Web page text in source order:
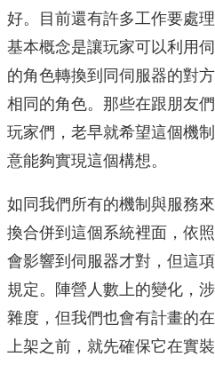
好。目前還有許多工作要處
基本概念是讓玩家可以利用
的角色轉換到同伺服器的對
相同的角色。那些在跟朋友
玩家們，老早就希望這個機
意能夠實現這個構想。
如同我們所有的機制與服務
換合併到這個系統裡面，依
會影響到伺服器才對，但這
規定。陣營人數上的變化，
雜度，但我們也會有計畫的
上架之前，就先確保它在實